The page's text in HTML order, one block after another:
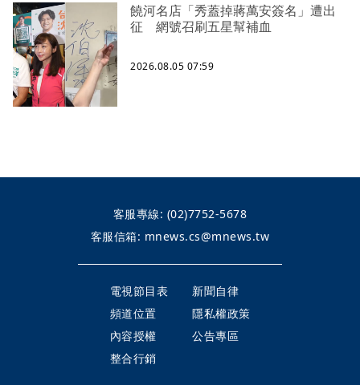
饒河名店「秀蓋掉蔣萬安簽名」遭出
征 網號召刷五星幫補血
2026.08.05 07:59
客服專線: (02)7752-5678
客服信箱: mnews.cs@mnews.tw
電視節目表
新聞自律
頻道位置
隱私權政策
內容授權
公告專區
整合行銷